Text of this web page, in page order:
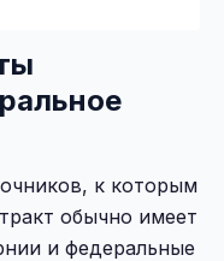
к которым
обычно имеет
и федеральные